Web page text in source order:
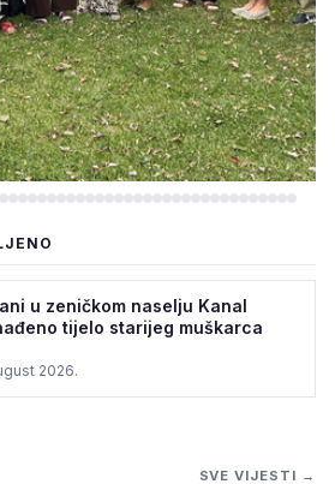
„DANI KULTURE
OKUPILI
ŠVEDSKE,
G...
u zeničkom naselju Kanal
tijelo starijeg muškarca
2026.
SVE VIJESTI →